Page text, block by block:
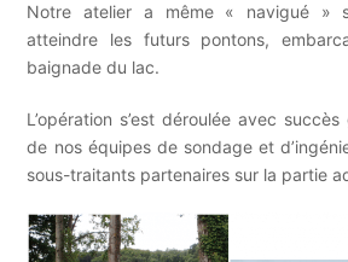
Notre atelier a même « navigué »
atteindre les futurs pontons,
baignade du lac.
L’opération s’est déroulée avec
de nos équipes de sondage et
sous-traitants partenaires sur la partie